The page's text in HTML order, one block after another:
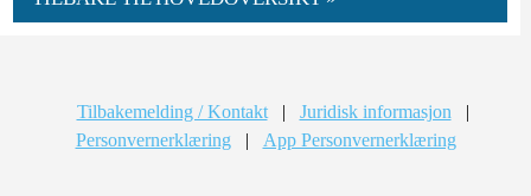
Tilbakemelding / Kontakt | Juridisk informasjon
|
Personvernerklæring
| App Personvernerklæring